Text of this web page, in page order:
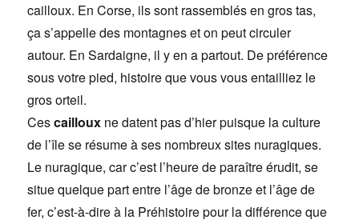
cailloux. En Corse, ils sont rassemblés en gros tas,
ça s’appelle des montagnes et on peut circuler
autour. En Sardaigne, il y en a partout. De préférence
sous votre pied, histoire que vous vous entailliez le
gros orteil.
Cescailloux ne datent pas d’hier puisque la culture
de l’île se résume à ses nombreux sites nuragiques.
Le nuragique, car c’est l’heure de paraître érudit, se
situe quelque part entre l’âge de bronze et l’âge de
fer, c’est-à-dire à la Préhistoire pour la différence que